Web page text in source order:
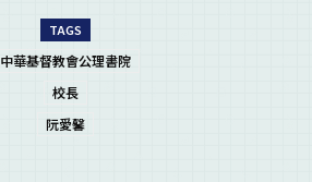
TAGS
中華基督教會公理書院
校長
阮愛馨